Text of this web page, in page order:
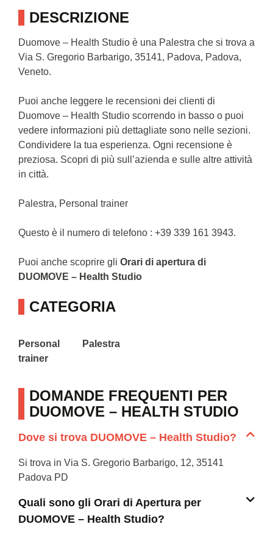
DESCRIZIONE
Duomove – Health Studio è una Palestra che si trova a
Via S. Gregorio Barbarigo, 35141, Padova, Padova,
Veneto.
Puoi anche leggere le recensioni dei clienti di
Duomove – Health Studio scorrendo in basso o puoi
vedere informazioni più dettagliate sono nelle sezioni.
Condividere la tua esperienza. Ogni recensione è
preziosa. Scopri di più sull’azienda e sulle altre attività
in città.
Palestra, Personal trainer
Questo è il numero di telefono : +39 339 161 3943.
Puoi anche scoprire gli Orari di apertura di
DUOMOVE – Health Studio
CATEGORIA
Personal
trainer
Palestra
DOMANDE FREQUENTI PER
DUOMOVE – HEALTH STUDIO
Dove si trova DUOMOVE – Health Studio?
Si trova in Via S. Gregorio Barbarigo, 12, 35141
Padova PD
Quali sono gli Orari di Apertura per
DUOMOVE – Health Studio?